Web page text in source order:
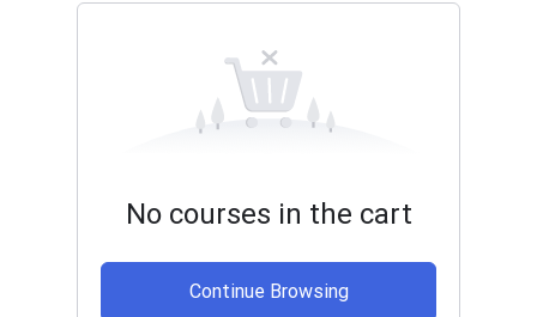
No courses in the cart
Continue Browsing